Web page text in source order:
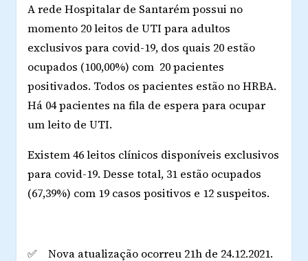
A rede Hospitalar de Santarém possui no
momento 20 leitos de UTI para adultos
exclusivos para covid-19, dos quais 20 estão
ocupados (100,00%) com 20 pacientes
positivados. Todos os pacientes estão no HRBA.
Há 04 pacientes na fila de espera para ocupar
um leito de UTI.
Existem 46 leitos clínicos disponíveis exclusivos
para covid-19. Desse total, 31 estão ocupados
(67,39%) com 19 casos positivos e 12 suspeitos.
✅ Nova atualização ocorreu 21h de 24.12.2021.